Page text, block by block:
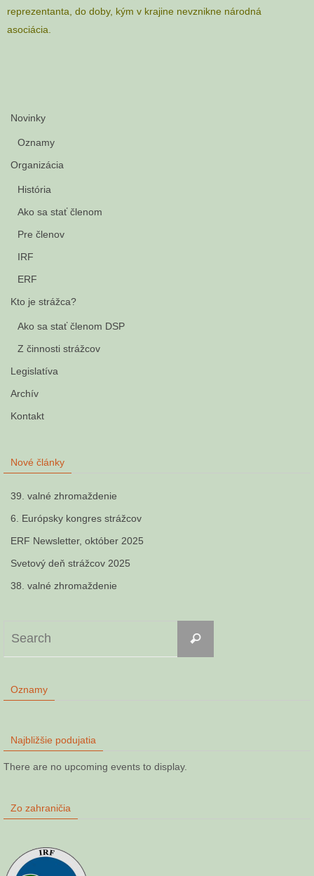
reprezentanta, do doby, kým v krajine nevznikne národná
asociácia.
Novinky
Oznamy
Organizácia
História
Ako sa stať členom
Pre členov
IRF
ERF
Kto je strážca?
Ako sa stať členom DSP
Z činnosti strážcov
Legislatíva
Archív
Kontakt
Nové články
39. valné zhromaždenie
6. Európsky kongres strážcov
ERF Newsletter, október 2025
Svetový deň strážcov 2025
38. valné zhromaždenie
Search
Oznamy
Najbližšie podujatia
There are no upcoming events to display.
Zo zahraničia